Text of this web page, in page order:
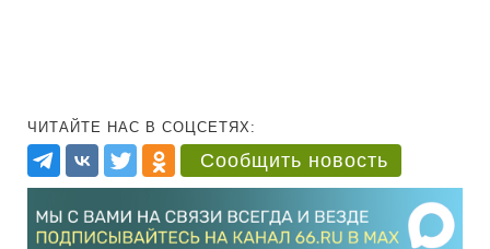
ЧИТАЙТЕ НАС В СОЦСЕТЯХ:
Сообщить новость